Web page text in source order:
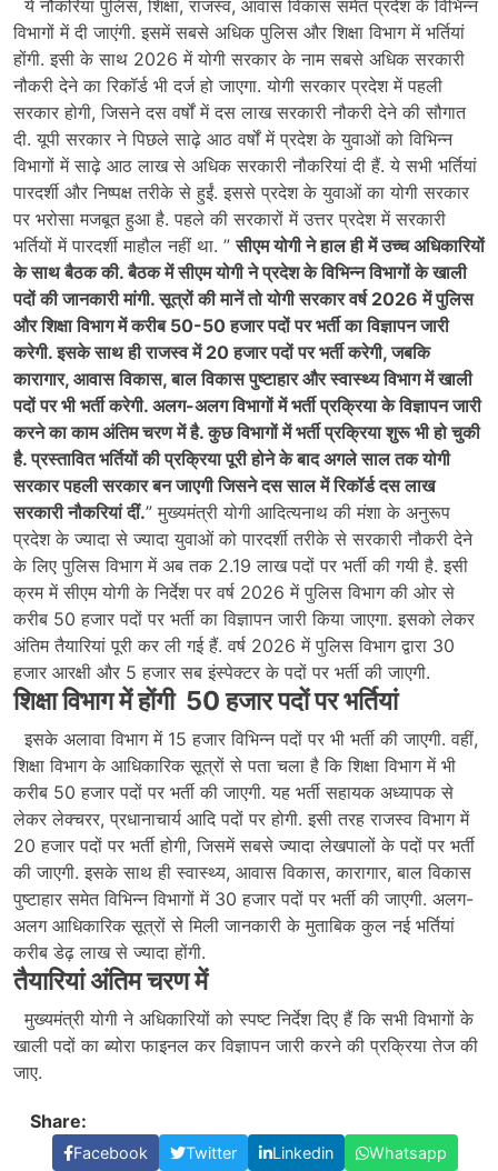
ये नौकरियां पुलिस, शिक्षा, राजस्व, आवास विकास समेत प्रदेश के विभिन्न
विभागों में दी जाएंगी. इसमें सबसे अधिक पुलिस और शिक्षा विभाग में भर्तियां
होंगी. इसी के साथ 2026 में योगी सरकार के नाम सबसे अधिक सरकारी
नौकरी देने का रिकॉर्ड भी दर्ज हो जाएगा. योगी सरकार प्रदेश में पहली
सरकार होगी, जिसने दस वर्षों में दस लाख सरकारी नौकरी देने की सौगात
दी. यूपी सरकार ने पिछले साढ़े आठ वर्षों में प्रदेश के युवाओं को विभिन्न
विभागों में साढ़े आठ लाख से अधिक सरकारी नौकरियां दी हैं. ये सभी भर्तियां
पारदर्शी और निष्पक्ष तरीके से हुईं. इससे प्रदेश के युवाओं का योगी सरकार
पर भरोसा मजबूत हुआ है. पहले की सरकारों में उत्तर प्रदेश में सरकारी
भर्तियों में पारदर्शी माहौल नहीं था. ”सीएम योगी ने हाल ही में उच्च अधिकारियों
के साथ बैठक की. बैठक में सीएम योगी ने प्रदेश के विभिन्न विभागों के खाली
पदों की जानकारी मांगी. सूत्रों की मानें तो योगी सरकार वर्ष 2026 में पुलिस
और शिक्षा विभाग में करीब 50-50 हजार पदों पर भर्ती का विज्ञापन जारी
करेगी. इसके साथ ही राजस्व में 20 हजार पदों पर भर्ती करेगी, जबकि
कारागार, आवास विकास, बाल विकास पुष्टाहार और स्वास्थ्य विभाग में खाली
पदों पर भी भर्ती करेगी. अलग-अलग विभागों में भर्ती प्रक्रिया के विज्ञापन जारी
करने का काम अंतिम चरण में है. कुछ विभागों में भर्ती प्रक्रिया शुरू भी हो चुकी
है. प्रस्तावित भर्तियों की प्रक्रिया पूरी होने के बाद अगले साल तक योगी
सरकार पहली सरकार बन जाएगी जिसने दस साल में रिकॉर्ड दस लाख
सरकारी नौकरियां दीं.” मुख्यमंत्री योगी आदित्यनाथ की मंशा के अनुरूप
प्रदेश के ज्यादा से ज्यादा युवाओं को पारदर्शी तरीके से सरकारी नौकरी देने
के लिए पुलिस विभाग में अब तक 2.19 लाख पदों पर भर्ती की गयी है. इसी
क्रम में सीएम योगी के निर्देश पर वर्ष 2026 में पुलिस विभाग की ओर से
करीब 50 हजार पदों पर भर्ती का विज्ञापन जारी किया जाएगा. इसको लेकर
अंतिम तैयारियां पूरी कर ली गई हैं. वर्ष 2026 में पुलिस विभाग द्वारा 30
हजार आरक्षी और 5 हजार सब इंस्पेक्टर के पदों पर भर्ती की जाएगी.
शिक्षा विभाग में होंगी 50 हजार पदों पर भर्तियां
इसके अलावा विभाग में 15 हजार विभिन्न पदों पर भी भर्ती की जाएगी. वहीं,
शिक्षा विभाग के आधिकारिक सूत्रों से पता चला है कि शिक्षा विभाग में भी
करीब 50 हजार पदों पर भर्ती की जाएगी. यह भर्ती सहायक अध्यापक से
लेकर लेक्चरर, प्रधानाचार्य आदि पदों पर होगी. इसी तरह राजस्व विभाग में
20 हजार पदों पर भर्ती होगी, जिसमें सबसे ज्यादा लेखपालों के पदों पर भर्ती
की जाएगी. इसके साथ ही स्वास्थ्य, आवास विकास, कारागार, बाल विकास
पुष्टाहार समेत विभिन्न विभागों में 30 हजार पदों पर भर्ती की जाएगी. अलग-
अलग आधिकारिक सूत्रों से मिली जानकारी के मुताबिक कुल नई भर्तियां
करीब डेढ़ लाख से ज्यादा होंगी.
तैयारियां अंतिम चरण में
मुख्यमंत्री योगी ने अधिकारियों को स्पष्ट निर्देश दिए हैं कि सभी विभागों के
खाली पदों का ब्योरा फाइनल कर विज्ञापन जारी करने की प्रक्रिया तेज की
जाए.
Share:
Facebook Twitter Linkedin Whatsapp